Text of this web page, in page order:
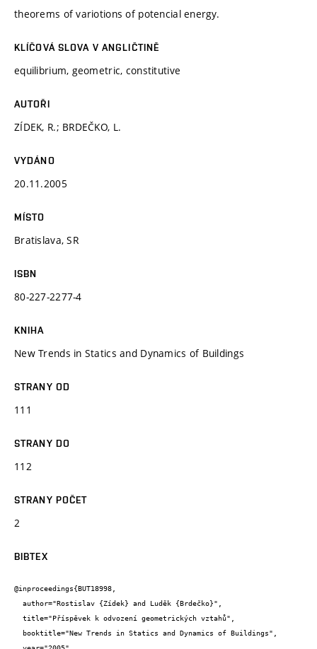
theorems of variotions of potencial energy.
KLÍČOVÁ SLOVA V ANGLIČTINĚ
equilibrium, geometric, constitutive
AUTOŘI
ZÍDEK, R.; BRDEČKO, L.
VYDÁNO
20.11.2005
MÍSTO
Bratislava, SR
ISBN
80-227-2277-4
KNIHA
New Trends in Statics and Dynamics of Buildings
STRANY OD
111
STRANY DO
112
STRANY POČET
2
BIBTEX
@inproceedings{BUT18998,